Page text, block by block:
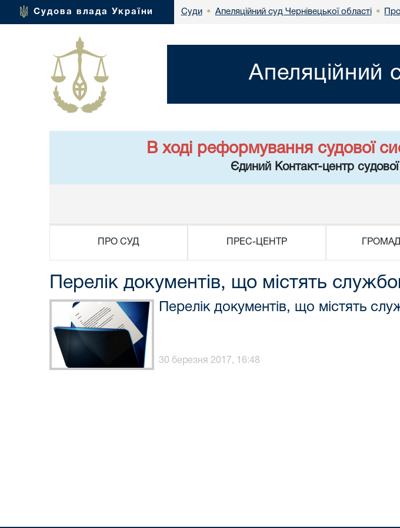
Судова влада України Суди • Апеляційний суд Чернівецької області •
Апеляційний
В ході реформування судової
Єдиний Контакт-центр
ПРО СУД ПРЕС-ЦЕНТР
Перелік документів, що містять
Перелік документів, що містять
30 березня 2017, 16:48